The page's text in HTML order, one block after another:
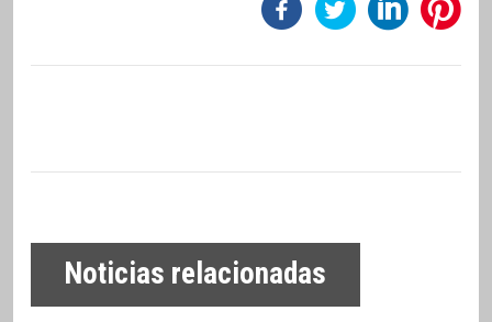
Noticias relacionadas